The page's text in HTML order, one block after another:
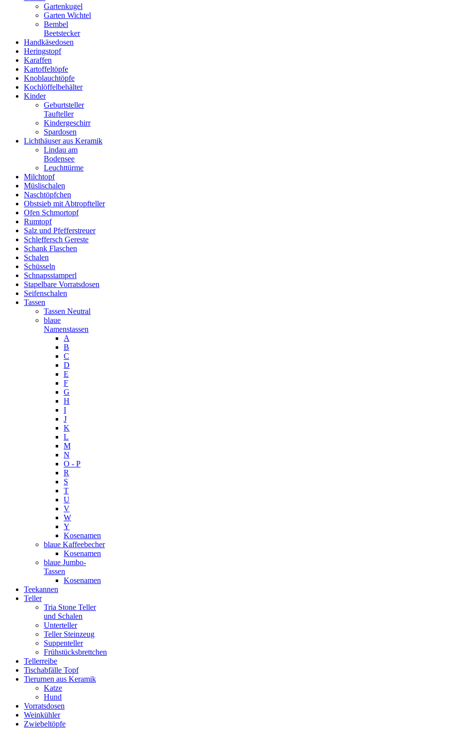
Gartenkugel
Garten Wichtel
Bembel
Beetstecker
Handkäsedosen
Heringstopf
Karaffen
Kartoffeltöpfe
Knoblauchtöpfe
Kochlöffelbehälter
Kinder
Geburtsteller
Taufteller
Kindergeschirr
Spardosen
Lichthäuser aus Keramik
Lindau am
Bodensee
Leuchttürme
Milchtopf
Müslischalen
Naschtöpfchen
Obstsieb mit Abtropfteller
Ofen Schmortopf
Rumtopf
Salz und Pfefferstreuer
Schleffersch Gereste
Schank Flaschen
Schalen
Schüsseln
Schnapsstamperl
Stapelbare Vorratsdosen
Seifenschalen
Tassen
Tassen Neutral
blaue
Namenstassen
A
B
C
D
E
F
G
H
I
J
K
L
M
N
O - P
R
S
T
U
V
W
Y
Kosenamen
blaue Kaffeebecher
Kosenamen
blaue Jumbo-
Tassen
Kosenamen
Teekannen
Teller
Tria Stone Teller
und Schalen
Unterteller
Teller Steinzeug
Suppenteller
Frühstücksbrettchen
Tellerreibe
Tischabfälle Topf
Tierurnen aus Keramik
Katze
Hund
Vorratsdosen
Weinkühler
Zwiebeltöpfe